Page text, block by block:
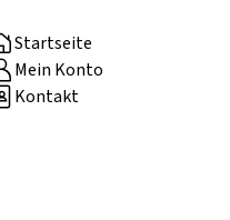
Startseite
Mein Konto
Kontakt